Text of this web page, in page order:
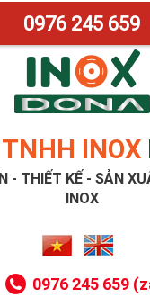
INOX
- THIẾT KẾ - SẢN
INOX
0976 245 659
0976 245 659